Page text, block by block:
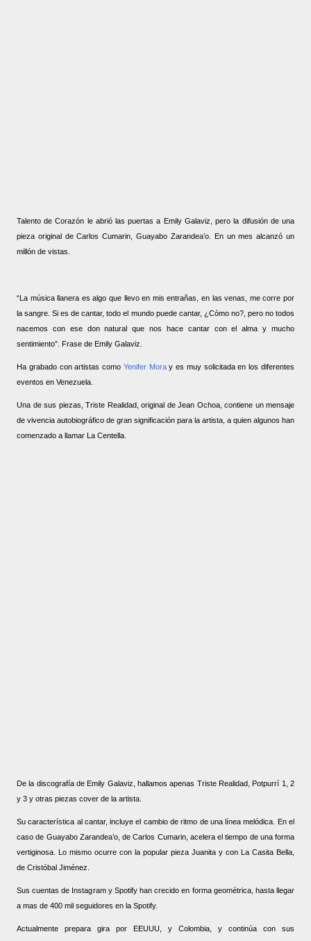
Talento de Corazón le abrió las puertas a Emily Galaviz, pero la difusión de una
pieza original de Carlos Cumarin, Guayabo Zarandea’o. En un mes alcanzó un
millón de vistas.
“La música llanera es algo que llevo en mis entrañas, en las venas, me corre por
la sangre. Si es de cantar, todo el mundo puede cantar, ¿Cómo no?, pero no todos
nacemos con ese don natural que nos hace cantar con el alma y mucho
sentimiento”. Frase de Emily Galaviz.
Ha grabado con artistas como Yenifer Moray es muy solicitada en los diferentes
eventos en Venezuela.
Una de sus piezas, Triste Realidad, original de Jean Ochoa, contiene un mensaje
de vivencia autobiográfico de gran significación para la artista, a quien algunos han
comenzado a llamar La Centella.
De la discografía de Emily Galaviz, hallamos apenas Triste Realidad, Potpurrí 1, 2
y 3 y otras piezas cover de la artista.
Su característica al cantar, incluye el cambio de ritmo de una línea melódica. En el
caso de Guayabo Zarandea’o, de Carlos Cumarin, acelera el tiempo de una forma
vertiginosa. Lo mismo ocurre con la popular pieza Juanita y con La Casita Bella,
de Cristóbal Jiménez.
Sus cuentas de Instagram y Spotify han crecido en forma geométrica, hasta llegar
a mas de 400 mil seguidores en la Spotify.
Actualmente prepara gira por EEUUU, y Colombia, y continúa con sus